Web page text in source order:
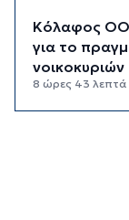
Κόλαφος
για το
νοικοκυριών
8 ώρες 43 λεπτά